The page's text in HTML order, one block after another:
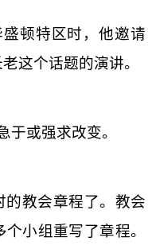
顿特区时，他邀请
这个话题的演讲。
于或强求改变。
的教会章程了。教会
小组重写了章程。